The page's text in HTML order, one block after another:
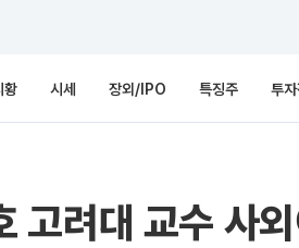
황 시세 장외/IPO 특징주 투
고려대 교수 사